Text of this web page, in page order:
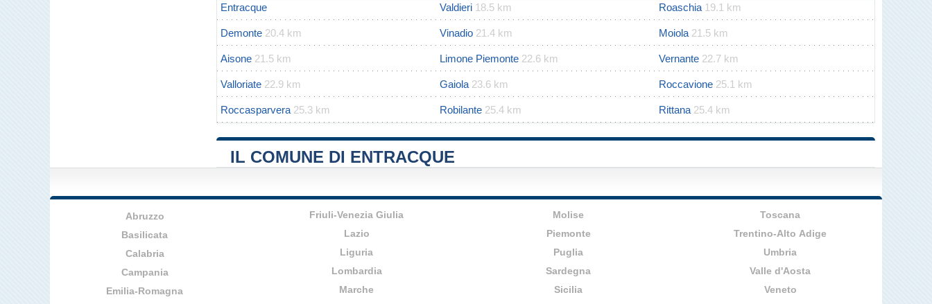
Entracque Valdieri 18.5 km Roaschia 19.1 km
Demonte 20.4 km Vinadio 21.4 km Moiola 21.5 km
Aisone 21.5 km Limone Piemonte 22.6 km Vernante 22.7 km
Valloriate 22.9 km Gaiola 23.6 km Roccavione 25.1 km
Roccasparvera 25.3 km Robilante 25.4 km Rittana 25.4 km
IL COMUNE DI ENTRACQUE
Abruzzo
Basilicata
Calabria
Campania
Emilia-Romagna
Friuli-Venezia Giulia
Lazio
Liguria
Lombardia
Marche
Molise
Piemonte
Puglia
Sardegna
Sicilia
Toscana
Trentino-Alto Adige
Umbria
Valle d'Aosta
Veneto